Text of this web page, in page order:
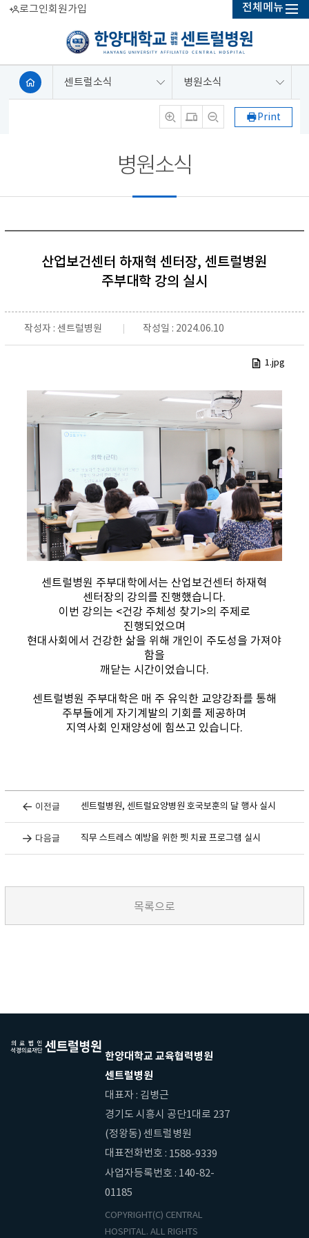
로그인회원가입 전체메뉴
센트럴소식 병원소식
Print
병원소식
산업보건센터 하재혁 센터장, 센트럴병원
주부대학 강의 실시
작성자 : 센트럴병원 작성일 : 2024.06.10
1.jpg
센트럴병원 주부대학에서는 산업보건센터 하재혁
센터장의 강의를 진행했습니다.
이번 강의는 <건강 주체성 찾기>의 주제로
진행되었으며
현대사회에서 건강한 삶을 위해 개인이 주도성을 가져야
함을
깨닫는 시간이었습니다.
센트럴병원 주부대학은 매 주 유익한 교양강좌를 통해
주부들에게 자기계발의 기회를 제공하며
지역사회 인재양성에 힘쓰고 있습니다.
이전글 센트럴병원, 센트럴요양병원 호국보훈의 달 행사 실시
다음글 직무 스트레스 예방을 위한 펫 치료 프로그램 실시
한양대학교 교육협력병원
센트럴병원
대표자 : 김병근
경기도 시흥시 공단1대로 237
(정왕동) 센트럴병원
대표전화번호 : 1588-9339
사업자등록번호 : 140-82-
01185
COPYRIGHT(C) CENTRAL
HOSPITAL. ALL RIGHTS